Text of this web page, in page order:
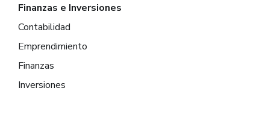
Finanzas e Inversiones
Contabilidad
Emprendimiento
Finanzas
Inversiones